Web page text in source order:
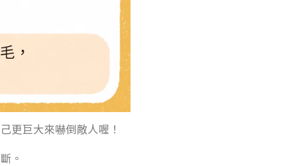
更巨大來嚇倒敵人喔！
。